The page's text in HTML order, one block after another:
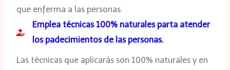
que enferma a las personas.
Emplea técnicas 100% naturales parta atender
los padecimientos de las personas.
Las técnicas que aplicarás son 100% naturales y en